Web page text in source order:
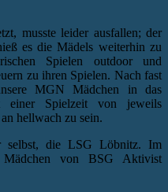
musste leider ausfallen; der
es die Mädels weiterhin zu
Spielen outdoor und
zu ihren Spielen. Nach fast
MGN Mädchen in das
einer Spielzeit von jeweils
hellwach zu sein.
selbst, die LSG Löbnitz. Im
von BSG Aktivist